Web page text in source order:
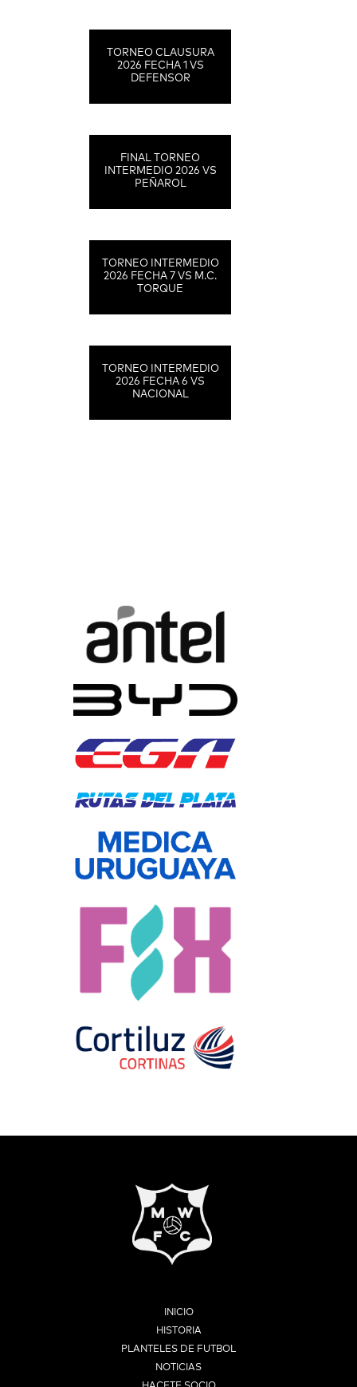
TORNEO CLAUSURA
2026 FECHA 1 VS
DEFENSOR
FINAL TORNEO
INTERMEDIO 2026 VS
PEÑAROL
TORNEO INTERMEDIO
2026 FECHA 7 VS M.C.
TORQUE
TORNEO INTERMEDIO
2026 FECHA 6 VS
NACIONAL
INICIO
HISTORIA
PLANTELES DE FUTBOL
NOTICIAS